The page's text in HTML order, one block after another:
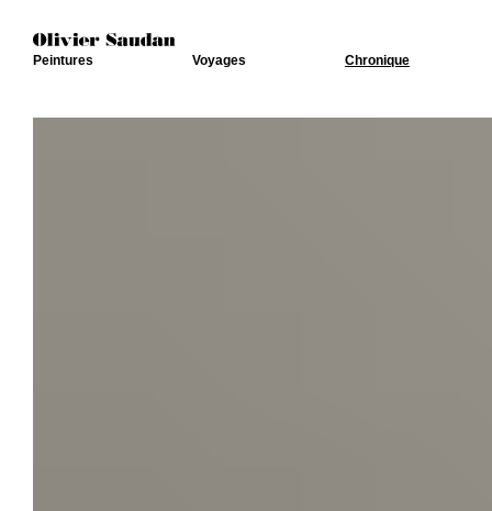
Peintures Voyages Chronique